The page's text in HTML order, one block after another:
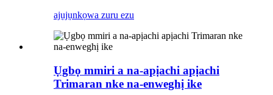
ajụjụnkọwa zuru ezu
Ụgbọ mmiri a na-apịachi apịachi
Trimaran nke na-enweghị ike